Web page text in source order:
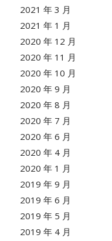
2021 年 3 月
2021 年 1 月
2020 年 12 月
2020 年 11 月
2020 年 10 月
2020 年 9 月
2020 年 8 月
2020 年 7 月
2020 年 6 月
2020 年 4 月
2020 年 1 月
2019 年 9 月
2019 年 6 月
2019 年 5 月
2019 年 4 月